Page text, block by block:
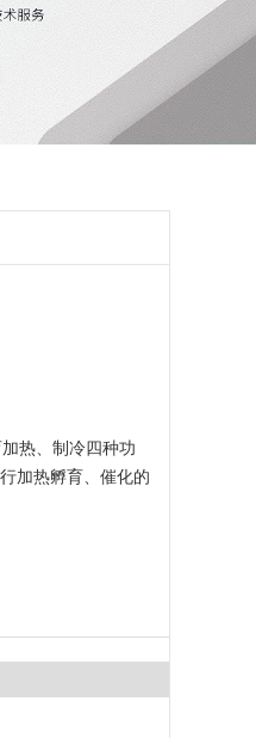
热、制冷四种功
加热孵育、催化的